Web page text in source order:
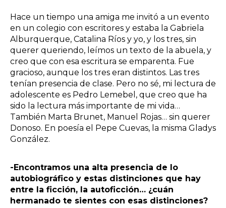
Hace un tiempo una amiga me invitó a un evento
en un colegio con escritores y estaba la Gabriela
Alburquerque, Catalina Ríos y yo, y los tres, sin
querer queriendo, leímos un texto de la abuela, y
creo que con esa escritura se emparenta. Fue
gracioso, aunque los tres eran distintos. Las tres
tenían presencia de clase. Pero no sé, mi lectura de
adolescente es Pedro Lemebel, que creo que ha
sido la lectura más importante de mi vida…
También Marta Brunet, Manuel Rojas… sin querer
Donoso. En poesía el Pepe Cuevas, la misma Gladys
González.
-Encontramos una alta presencia de lo
autobiográfico y estas distinciones que hay
entre la ficción, la autoficción… ¿cuán
hermanado te sientes con esas distinciones?